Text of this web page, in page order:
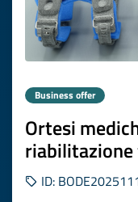
Business offer
Ortesi
ID: